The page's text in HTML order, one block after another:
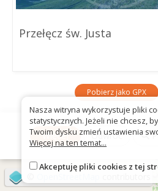
Przełęcz św. Justa
Pobierz jako GPX
Więcej Odwróć
Nasza witryna wykorzystuje pliki
statystycznych. Jeżeli nie chcesz,
Twoim dysku zmień ustawienia
Więcej na ten temat...
Akceptuję pliki cookies z tej